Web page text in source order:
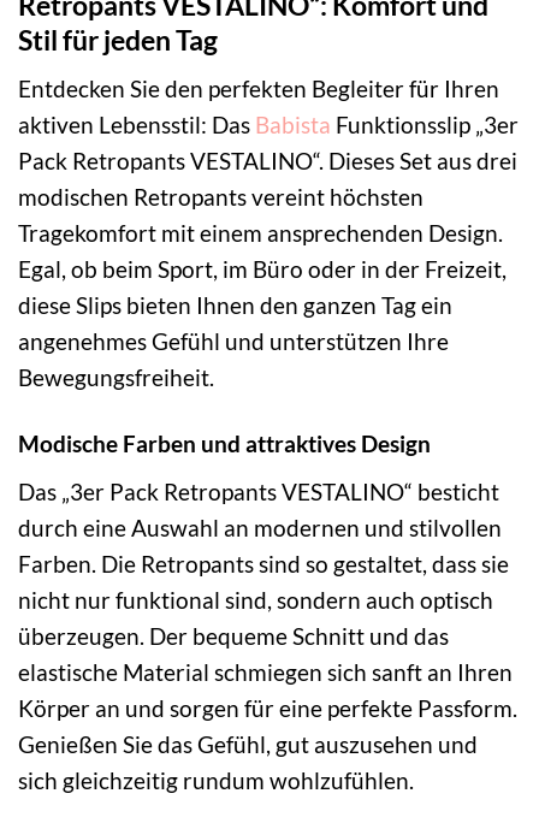
Stil für jeden Tag
Entdecken Sie den perfekten Begleiter für Ihren
aktiven Lebensstil: Das Babista Funktionsslip „3er
Pack Retropants VESTALINO“. Dieses Set aus drei
modischen Retropants vereint höchsten
Tragekomfort mit einem ansprechenden Design.
Egal, ob beim Sport, im Büro oder in der Freizeit,
diese Slips bieten Ihnen den ganzen Tag ein
angenehmes Gefühl und unterstützen Ihre
Bewegungsfreiheit.
Modische Farben und attraktives Design
Das „3er Pack Retropants VESTALINO“ besticht
durch eine Auswahl an modernen und stilvollen
Farben. Die Retropants sind so gestaltet, dass sie
nicht nur funktional sind, sondern auch optisch
überzeugen. Der bequeme Schnitt und das
elastische Material schmiegen sich sanft an Ihren
Körper an und sorgen für eine perfekte Passform.
Genießen Sie das Gefühl, gut auszusehen und
sich gleichzeitig rundum wohlzufühlen.